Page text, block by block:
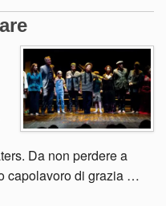
Da non perdere a
capolavoro di grazia …